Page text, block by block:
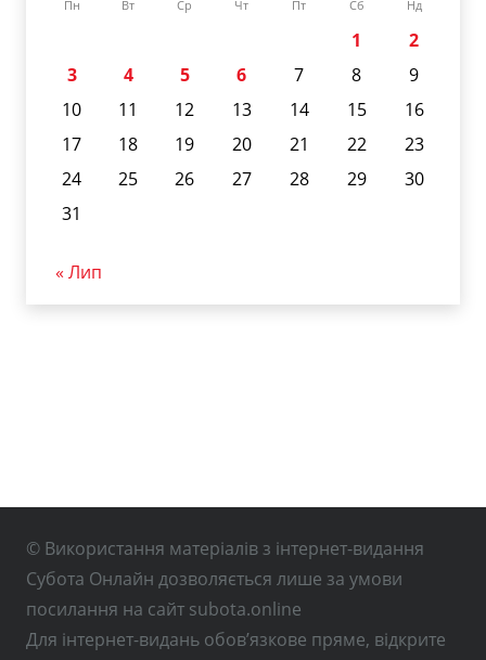
Пн Вт Ср Чт Пт Сб Нд
1
2
3
4 5 6 7 8
9
10
11 12 13 14 15
16
17
18 19 20 21 22
23
24
25 26 27 28 29
30
31
« Лип
© Використання матеріалів з інтернет-видання
Субота Онлайн дозволяється лише за умови
посилання на сайт subota.online
Для інтернет-видань обов’язкове пряме, відкрите